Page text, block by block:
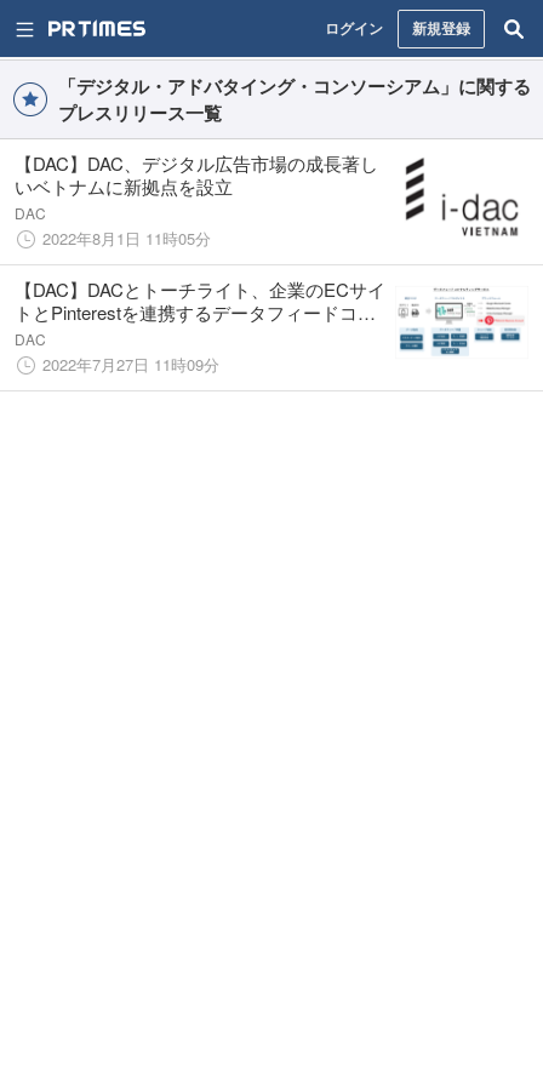
ログイン 新規登録
「デジタル・アドバタイング・コンソーシアム」に関する
プレスリリース一覧
【DAC】DAC、デジタル広告市場の成長著し
いベトナムに新拠点を設立
DAC
2022年8月1日 11時05分
【DAC】DACとトーチライト、企業のECサイ
トとPinterestを連携するデータフィードコン
サルティングサービスを提供開始
DAC
2022年7月27日 11時09分